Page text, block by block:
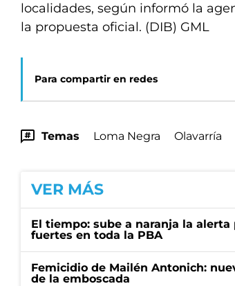
localidades, según informó la
la propuesta oficial. (DIB) GML
Para compartir en redes
Temas Loma Negra Olavarría
VER MÁS
El tiempo: sube a naranja la
fuertes en toda la PBA
Femicidio de Mailén Antonich:
de la emboscada